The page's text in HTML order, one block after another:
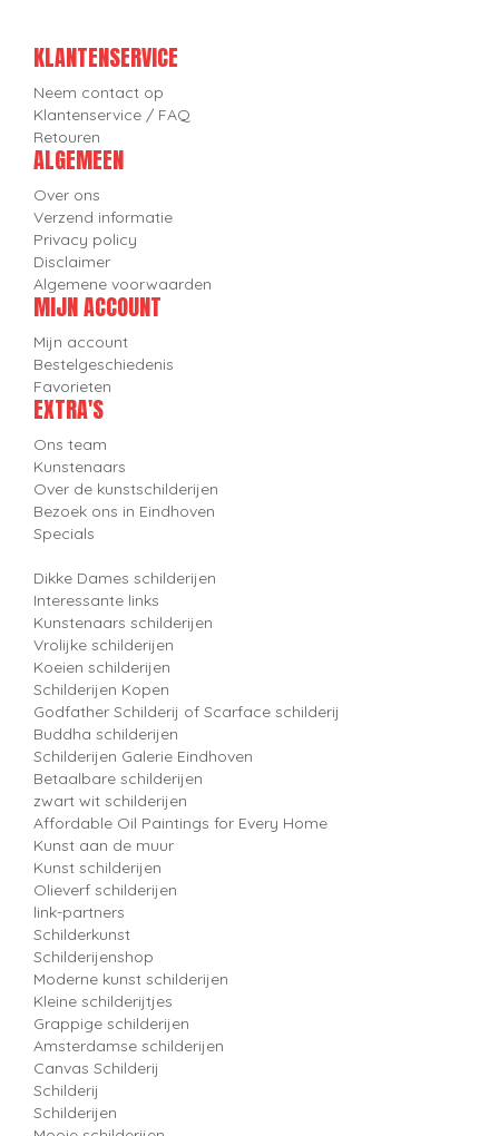
KLANTENSERVICE
Neem contact op
Klantenservice / FAQ
Retouren
ALGEMEEN
Over ons
Verzend informatie
Privacy policy
Disclaimer
Algemene voorwaarden
MIJN ACCOUNT
Mijn account
Bestelgeschiedenis
Favorieten
EXTRA'S
Ons team
Kunstenaars
Over de kunstschilderijen
Bezoek ons in Eindhoven
Specials
Dikke Dames schilderijen
Interessante links
Kunstenaars schilderijen
Vrolijke schilderijen
Koeien schilderijen
Schilderijen Kopen
Godfather Schilderij of Scarface schilderij
Buddha schilderijen
Schilderijen Galerie Eindhoven
Betaalbare schilderijen
zwart wit schilderijen
Affordable Oil Paintings for Every Home
Kunst aan de muur
Kunst schilderijen
Olieverf schilderijen
link-partners
Schilderkunst
Schilderijenshop
Moderne kunst schilderijen
Kleine schilderijtjes
Grappige schilderijen
Amsterdamse schilderijen
Canvas Schilderij
Schilderij
Schilderijen